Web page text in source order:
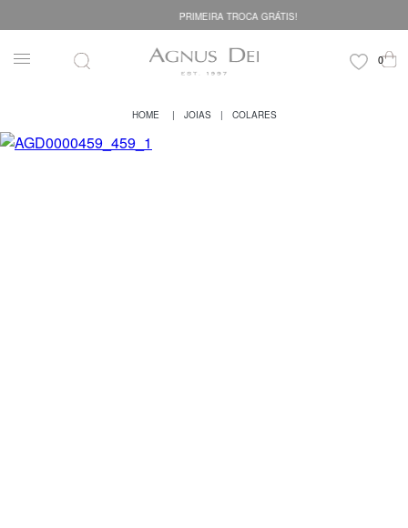
PRIMEIRA TROCA GRÁTIS!
JOIAS COLARES